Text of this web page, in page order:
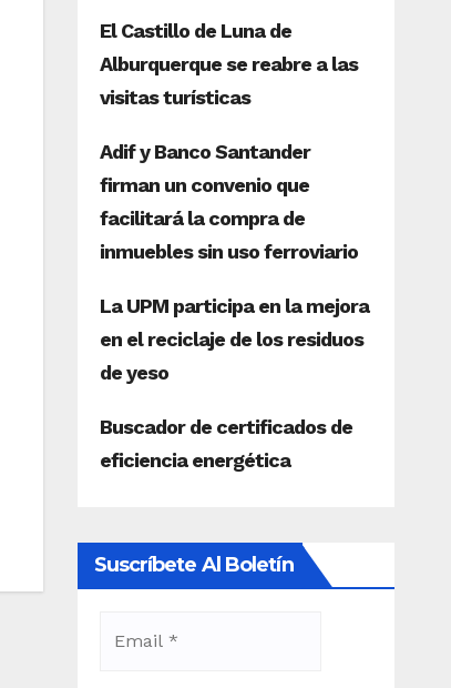
Suscríbete Al Boletín